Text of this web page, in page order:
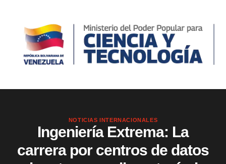
NOTICIAS INTERNACIONALES
Ingeniería Extrema: La
carrera por centros de datos